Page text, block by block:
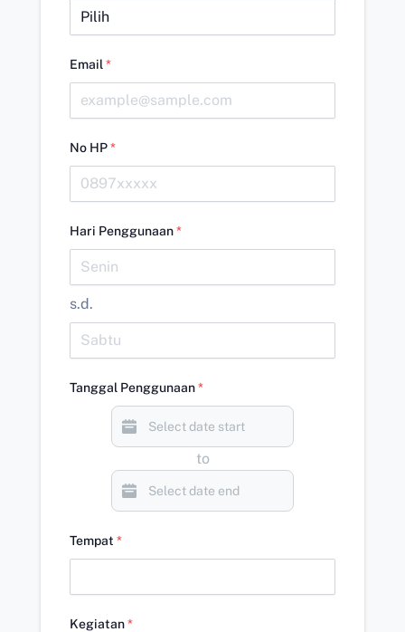
Email *
No HP*
Hari Penggunaan*
s.d.
Tanggal Penggunaan*
to
Tempat *
Kegiatan*